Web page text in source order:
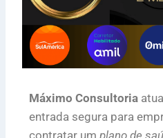
Máximo Consultoria
entrada segura para
contratar um plano de